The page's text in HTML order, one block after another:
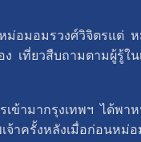
มรวงศ์วิจิตรแต่ หม่อ
เที่ยวสืบถามตามผู้รู้
มากรุงเทพฯ ได้พาห
จ้าครั้งหลังเมื่อก่อนห